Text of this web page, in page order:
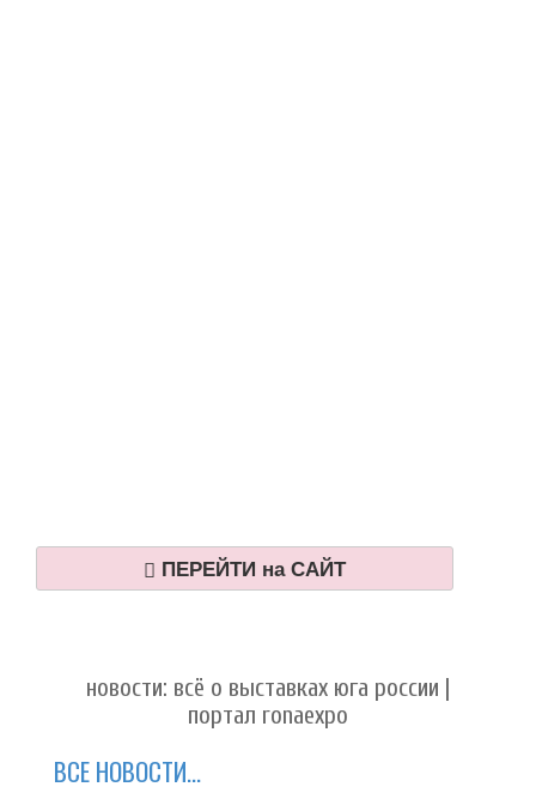
ПЕРЕЙТИ на САЙТ
новости: всё о выставках юга россии |
портал ronaexpo
ВСЕ НОВОСТИ...